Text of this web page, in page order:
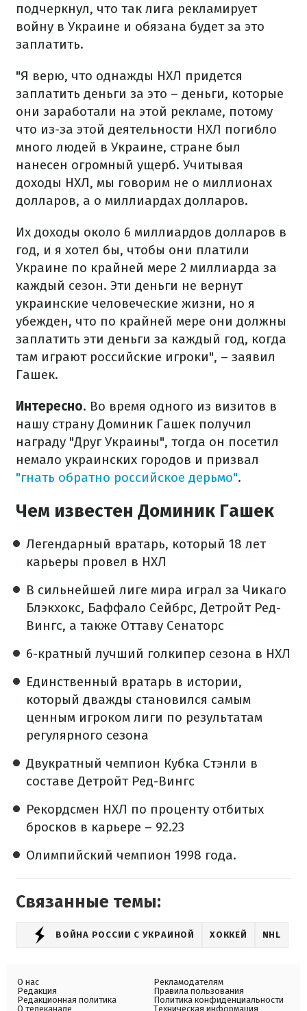
подчеркнул, что так лига рекламирует
войну в Украине и обязана будет за это
заплатить.
"Я верю, что однажды НХЛ придется
заплатить деньги за это – деньги, которые
они заработали на этой рекламе, потому
что из-за этой деятельности НХЛ погибло
много людей в Украине, стране был
нанесен огромный ущерб. Учитывая
доходы НХЛ, мы говорим не о миллионах
долларов, а о миллиардах долларов.
Их доходы около 6 миллиардов долларов в
год, и я хотел бы, чтобы они платили
Украине по крайней мере 2 миллиарда за
каждый сезон. Эти деньги не вернут
украинские человеческие жизни, но я
убежден, что по крайней мере они должны
заплатить эти деньги за каждый год, когда
там играют российские игроки", – заявил
Гашек.
Интересно. Во время одного из визитов в
нашу страну Доминик Гашек получил
награду "Друг Украины", тогда он посетил
немало украинских городов и призвал
"гнать обратно российское дерьмо".
Чем известен Доминик Гашек
Легендарный вратарь, который 18 лет
карьеры провел в НХЛ
В сильнейшей лиге мира играл за Чикаго
Блэкхокс, Баффало Сейбрс, Детройт Ред-
Вингс, а также Оттаву Сенаторс
6-кратный лучший голкипер сезона в НХЛ
Единственный вратарь в истории,
который дважды становился самым
ценным игроком лиги по результатам
регулярного сезона
Двукратный чемпион Кубка Стэнли в
составе Детройт Ред-Вингс
Рекордсмен НХЛ по проценту отбитых
бросков в карьере – 92.23
Олимпийский чемпион 1998 года.
Связанные темы:
ВОЙНА РОССИИ С УКРАИНОЙ ХОККЕЙ NHL
О нас
Редакция
Редакционная политика
О телеканале
Рекламодателям
Правила пользования
Политика конфиденциальности
Техническая информация